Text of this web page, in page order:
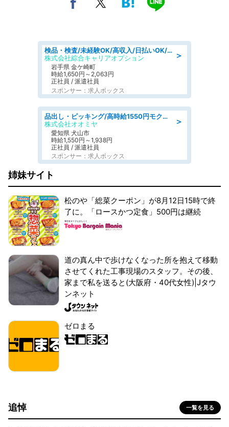
＞
検品・検査/未経験OK/高収入/日払いOK/交替制/20・30・40代活躍中
株式会社綜合キャリアオプション
岩手県 金ケ崎町
時給1,650円～2,063円
正社員 / 派遣社員
スポンサー：求人ボックス
＞
品出し・ピッキング/高時給1550円モクモクと指示書通りに仕分け・品出し
株式会社オオミヤ
愛知県 犬山市
時給1,550円～1,938円
正社員 / 派遣社員
スポンサー：求人ボックス
姉妹サイト
松のや「総菜クーポン」が8月12日15時で終
了に。「ロースかつ定食」500円は継続
道の真ん中で歩けなくなった所を抱えて移動
させてくれた工事現場のスタッフ。その後、
家まで私を送ると(大阪府・40代女性)|Jタウ
ンネット
ゼロまる
追悼 一覧を見る